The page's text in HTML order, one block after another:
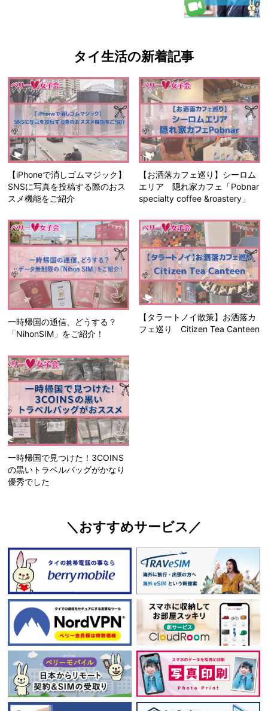
タイ生活の新着記事
【iPhoneで消しゴムマジック】
SNSに写真を投稿する際のおス
スメ機能をご紹介
【お洒落カフェ巡り】シーロム
エリア 隠れ家カフェ「Pobnar
specialty coffee &roastery」
一時帰国の通信、どうする？
「NihonSIM」をご紹介！
【タラートノイ散策】お洒落カ
フェ巡り Citizen Tea Canteen
一時帰国で見つけた！3COINS
の黒いトラベルバッグがかなり
優秀でした
＼おすすめサービス／